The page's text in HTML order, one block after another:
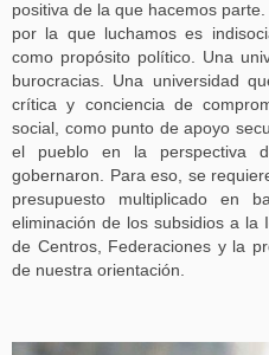
positiva de la que hacemos
por la que luchamos es
como propósito político. Una
burocracias. Una universidad
crítica y conciencia de
social, como punto de apoyo
el pueblo en la perspectiva
gobernaron. Para eso, se
presupuesto multiplicado
eliminación de los subsidios a la
de Centros, Federaciones y la
de nuestra orientación.